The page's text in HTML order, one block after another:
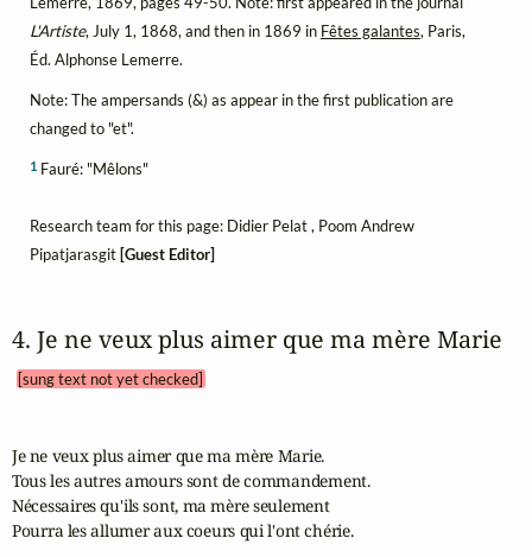
L'Artiste, July 1, 1868, and then in 1869 in Fêtes galantes, Paris,
Éd. Alphonse Lemerre.
Note: The ampersands (&) as appear in the first publication are
changed to "et".
1Fauré: "Mêlons"
Research team for this page: Didier Pelat , Poom Andrew
Pipatjarasgit [Guest Editor]
4. Je ne veux plus aimer que ma mère Marie
[sung text not yet checked]
Je ne veux plus aimer que ma mère Marie.
Tous les autres amours sont de commandement.
Nécessaires qu'ils sont, ma mère seulement
Pourra les allumer aux coeurs qui l'ont chérie.